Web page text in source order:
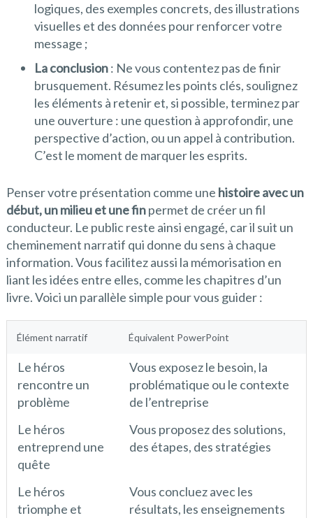
logiques, des exemples concrets, des illustrations
visuelles et des données pour renforcer votre
message ;
La conclusion: Ne vous contentez pas de finir
brusquement. Résumez les points clés, soulignez
les éléments à retenir et, si possible, terminez par
une ouverture : une question à approfondir, une
perspective d’action, ou un appel à contribution.
C’est le moment de marquer les esprits.
Penser votre présentation comme une histoire avec un
début, un milieu et une finpermet de créer un fil
conducteur. Le public reste ainsi engagé, car il suit un
cheminement narratif qui donne du sens à chaque
information. Vous facilitez aussi la mémorisation en
liant les idées entre elles, comme les chapitres d’un
livre. Voici un parallèle simple pour vous guider :
Élément narratif Équivalent PowerPoint
Le héros
rencontre un
problème
Vous exposez le besoin, la
problématique ou le contexte
de l’entreprise
Le héros
entreprend une
quête
Vous proposez des solutions,
des étapes, des stratégies
Le héros
triomphe et
Vous concluez avec les
résultats, les enseignements